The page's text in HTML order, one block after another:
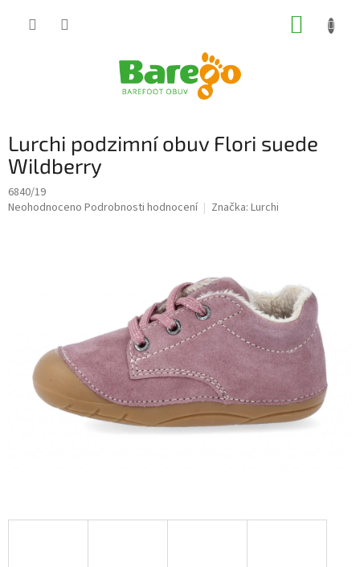
Lurchi podzimní obuv Flori suede
Wildberry
6840/19
Průměrné
Neohodnoceno Podrobnosti hodnocení Značka: Lurchi